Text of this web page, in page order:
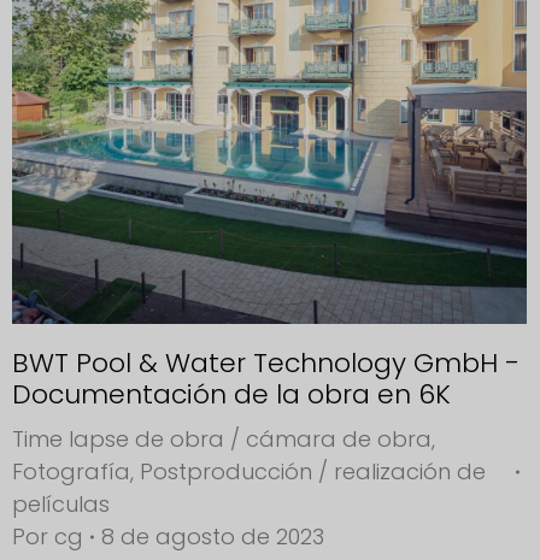
BWT Pool & Water Technology GmbH -
Documentación de la obra en 6K
Time lapse de obra / cámara de obra,
Fotografía, Postproducción / realización de
películas
Por cg
8 de agosto de 2023